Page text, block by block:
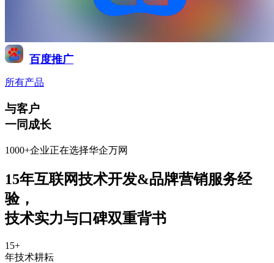
百度推广
所有产品
与客户
一同成长
1000+企业正在选择华企万网
15年互联网技术开发&品牌营销服务经
验，
技术实力与口碑双重背书
15+
年技术耕耘